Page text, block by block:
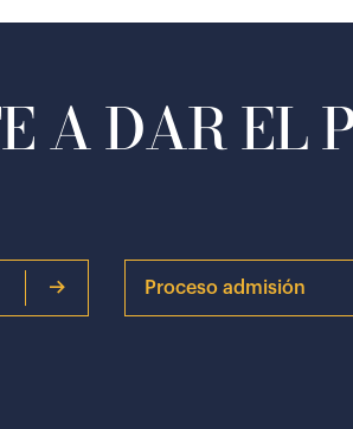
A DAR EL
Proceso admisión